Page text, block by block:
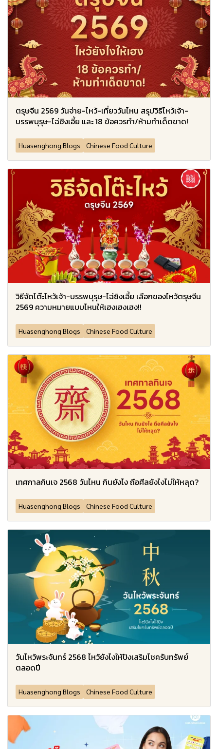
ตรุษจีน 2569 วันจ่าย-ไหว้-เที่ยววันไหน สรุปวิธีไหว้เจ้า-
บรรพบุรุษ-ไฉ่ซิงเอี้ย และ 18 ข้อควรทำ/ห้ามทำเด็ดขาด!
Huasenghong Blogs Chinese Food Culture
วิธีจัดโต๊ะไหว้เจ้า-บรรพบุรุษ-ไฉ่ซิงเอี้ย เลือกของไหว้ตรุษจีน
2569 ความหมายแบบไหนให้เฮงเฮงเฮง!!
Huasenghong Blogs Chinese Food Culture
เทศกาลกินเจ 2568 วันไหน กินยังไง ถือศีลยังไงไม่ให้หลุด?
Huasenghong Blogs Chinese Food Culture
วันไหว้พระจันทร์ 2568 ไหว้ยังไงให้ปังเสริมโชครับทรัพย์
ตลอดปี
Huasenghong Blogs Chinese Food Culture